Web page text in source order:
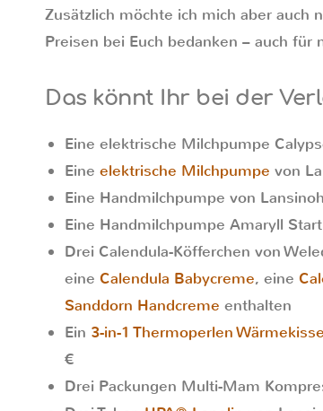
Zusätzlich möchte ich mich aber auch
Preisen bei Euch bedanken – auch
Das könnt Ihr bei der
Eine elektrische Milchpumpe
Eine elektrische Milchpumpe von
Eine Handmilchpumpe von
Eine Handmilchpumpe Amaryll
Drei Calendula-Köfferchen von
eine Calendula Babycreme, eine
Sanddorn Handcreme enthalten
Ein 3-in-1 Thermoperlen
€
Drei Packungen Multi-Mam